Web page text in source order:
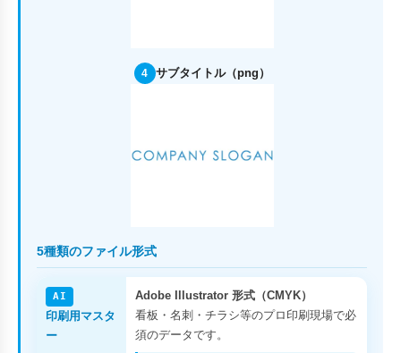
4 サブタイトル（png）
5種類のファイル形式
AI
印刷用マスタ
ー
Adobe Illustrator 形式（CMYK）
看板・名刺・チラシ等のプロ印刷現場で必
須のデータです。